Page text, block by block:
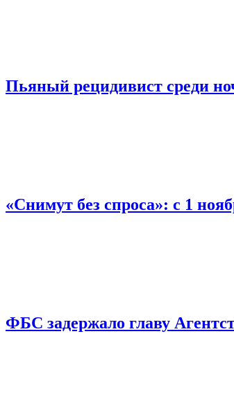
Пьяный рецидивист среди
«Снимут без спроса»: с 1
ФБС задержало главу